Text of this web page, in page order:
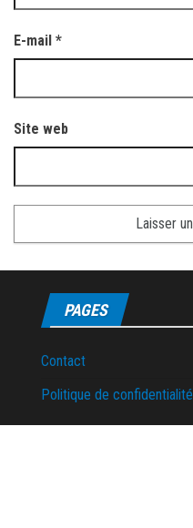
E-mail *
Site web
PAGES
Contact
Politique de confidentialité